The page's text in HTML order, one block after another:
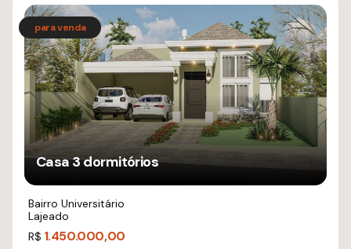
Casa 3 dormitórios
Bairro Universitário
Lajeado
R$ 1.450.000,00